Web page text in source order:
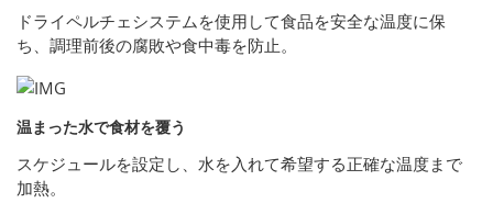
ドライペルチェシステムを使用して食品を安全な温度に保
ち、調理前後の腐敗や食中毒を防止。
温まった水で食材を覆う
スケジュールを設定し、水を入れて希望する正確な温度まで
加熱。